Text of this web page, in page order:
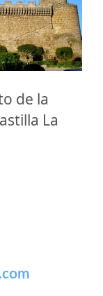
de la
La